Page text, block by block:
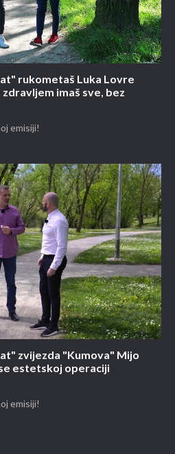
rukometaš Luka Lovre
imaš sve, bez
emisiji!
zvijezda "Kumova" Mijo
estetskoj operaciji
emisiji!